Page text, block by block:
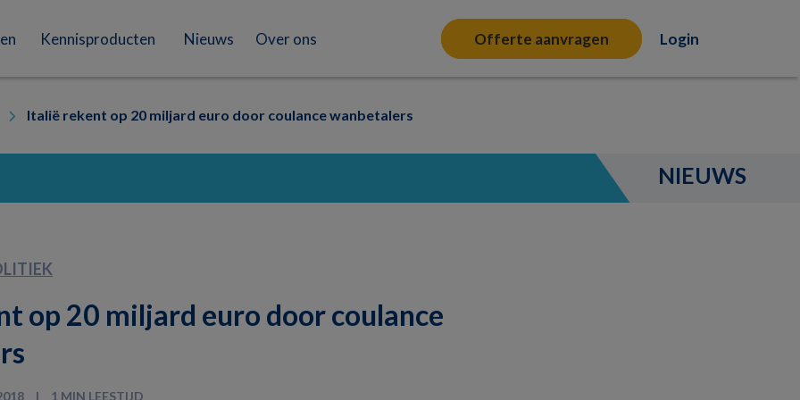
Kennisproducten Nieuws Over ons Offerte aanvragen Login
Italië rekent op 20 miljard euro door coulance wanbetalers
NIEUWS
op 20 miljard euro door coulance
1 MIN LEESTIJD